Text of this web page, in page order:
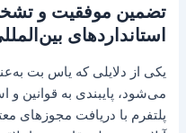
تضمین موفقیت و
استانداردهای
یکی از دلایلی که یاس بت
می‌شود، پایبندی به قوانین و
پلتفرم با دریافت مجوزهای